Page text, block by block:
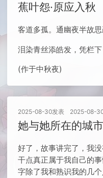
蕉叶怨·原应入秋
客道多孤。通幽夜半故思
泪染青丝添皓发，凭栏下
(作于中秋夜)
2025-08-30发表 2025-08-
她与她所在的城市
好了，故事讲完了，我
干点真正属于我自己的
字除了我和熟识我的几